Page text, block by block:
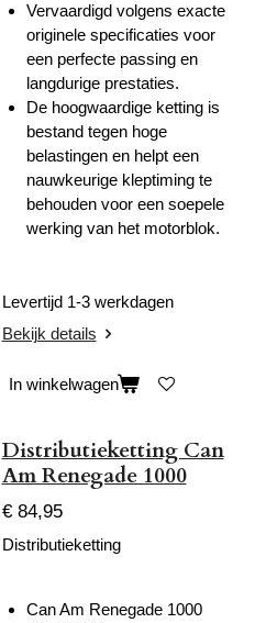
Vervaardigd volgens exacte
originele specificaties voor
een perfecte passing en
langdurige prestaties.
De hoogwaardige ketting is
bestand tegen hoge
belastingen en helpt een
nauwkeurige kleptiming te
behouden voor een soepele
werking van het motorblok.
Levertijd 1-3 werkdagen
Bekijk details
In winkelwagen
Distributieketting Can
Am Renegade 1000
€ 84,95
Distributieketting
Can Am Renegade 1000